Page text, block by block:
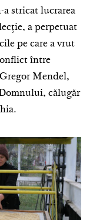
a stricat lucrarea
a perpetuat
pe care a vrut
între
Mendel,
că­lugăr